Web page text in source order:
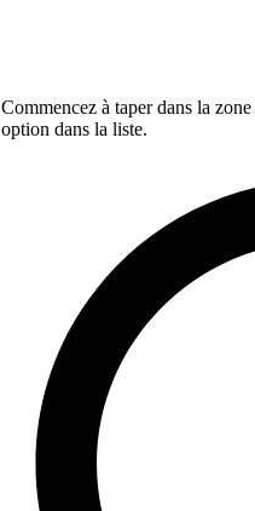
Commencez à taper dans la
option dans la liste.